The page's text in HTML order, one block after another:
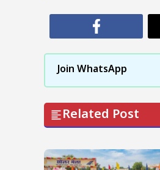
Join WhatsApp
Related Post